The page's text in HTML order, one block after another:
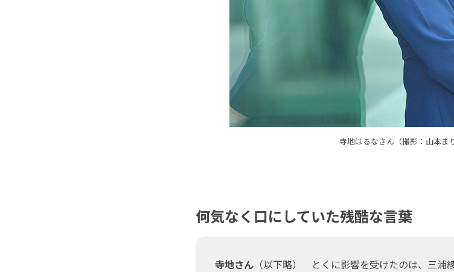
寺地はるなさん（撮影：山本ま
何気なく口にしていた残酷な言葉
寺地さん （以下略） とくに影響を受けたのは、三浦